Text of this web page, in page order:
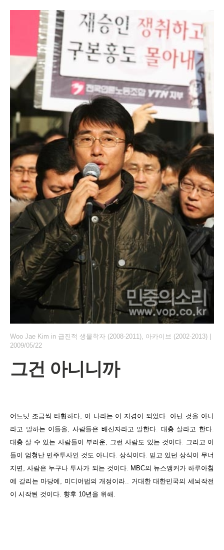
Woo Jae Kim in 급진적 생물학자 (2008-2011), 아카이브 (2002-2013)
2009/05/22
그건 아니니까
어느덧 조금씩 타협하다, 이 나라는 이 지경이 되었다. 아닌 것을 아니
라고 말하는 이들을, 사람들은 배신자라고 말한다. 대충 살라고 한다.
대충 살 수 있는 사람들이 부러운, 그런 사람도 있는 것이다. 그리고 이
들이 엄청난 민주투사인 것도 아니다. 상식이다. 믿고 있던 상식이 무너
지면, 사람은 누구나 투사가 되는 것이다. MBC의 뉴스앵커가 하루아침
에 갈리는 마당에, 미디어법의 개정이라.. 거대한 대한민국의 세뇌작전
이 시작된 것이다. 향후 10년을 위해.